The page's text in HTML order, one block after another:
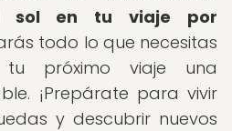
sol en tu viaje por
todo lo que necesitas
próximo viaje una
¡Prepárate para vivir
y descubrir nuevos